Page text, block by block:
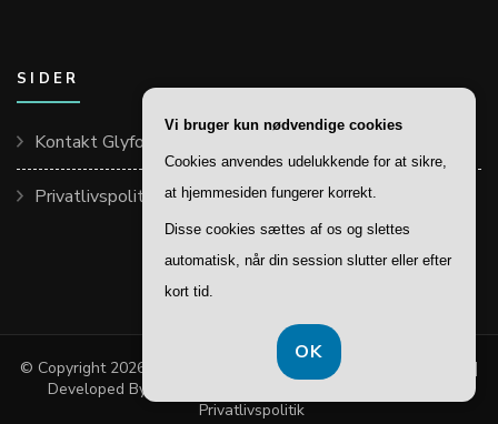
SIDER
Kontakt Glyfos.dk
Privatlivspolitik
© Copyright 2026 . All Rights Reserved.
Fashion Lifestyle |
Developed By
Privatlivspolitik
Vi bruger kun nødvendige cookies
Cookies anvendes udelukkende for at sikre,
at hjemmesiden fungerer korrekt.
Disse cookies sættes af os og slettes
automatisk, når din session slutter eller efter
kort tid.
OK